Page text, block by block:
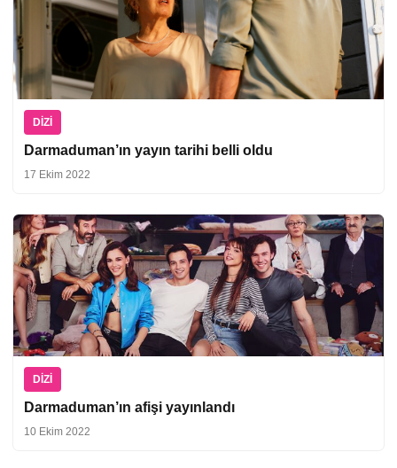
DIZI
Darmaduman’ın yayın tarihi belli oldu
17 Ekim 2022
DIZI
Darmaduman’ın afişi yayınlandı
10 Ekim 2022